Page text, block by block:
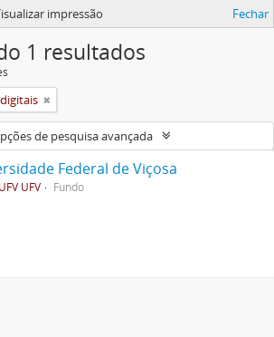
impressão Fechar
1 resultados
de pesquisa avançada
Federal de Viçosa
UFV Fundo